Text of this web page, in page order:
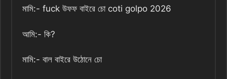
মামি:- fuck উফফ বাইরে চো coti golpo 2026
আমি:- কি?
মামি:- বাল বাইরে উঠোনে চো